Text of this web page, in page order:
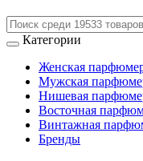
Категории
Женская
Мужская
Нишевая
Восточная
Винтажная
Бренды